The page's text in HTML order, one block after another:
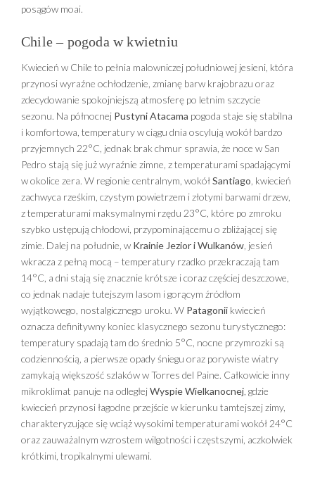
posągów moai.
Chile – pogoda w kwietniu
Kwiecień w Chile to pełnia malowniczej południowej jesieni, która
przynosi wyraźne ochłodzenie, zmianę barw krajobrazu oraz
zdecydowanie spokojniejszą atmosferę po letnim szczycie
sezonu. Na północnej Pustyni Atacama pogoda staje się stabilna
i komfortowa, temperatury w ciągu dnia oscylują wokół bardzo
przyjemnych 22°C, jednak brak chmur sprawia, że noce w San
Pedro stają się już wyraźnie zimne, z temperaturami spadającymi
w okolice zera. W regionie centralnym, wokółSantiago , kwiecień
zachwyca rześkim, czystym powietrzem i złotymi barwami drzew,
z temperaturami maksymalnymi rzędu 23°C, które po zmroku
szybko ustępują chłodowi, przypominającemu o zbliżającej się
zimie. Dalej na południe, w Krainie Jezior i Wulkanów , jesień
wkracza z pełną mocą – temperatury rzadko przekraczają tam
14°C, a dni stają się znacznie krótsze i coraz częściej deszczowe,
co jednak nadaje tutejszym lasom i gorącym źródłom
wyjątkowego, nostalgicznego uroku. W Patagonii kwiecień
oznacza definitywny koniec klasycznego sezonu turystycznego:
temperatury spadają tam do średnio 5°C, nocne przymrozki są
codziennością, a pierwsze opady śniegu oraz porywiste wiatry
zamykają większość szlaków w Torres del Paine. Całkowicie inny
mikroklimat panuje na odległejWyspie Wielkanocnej , gdzie
kwiecień przynosi łagodne przejście w kierunku tamtejszej zimy,
charakteryzujące się wciąż wysokimi temperaturami wokół 24°C
oraz zauważalnym wzrostem wilgotności i częstszymi, aczkolwiek
krótkimi, tropikalnymi ulewami.